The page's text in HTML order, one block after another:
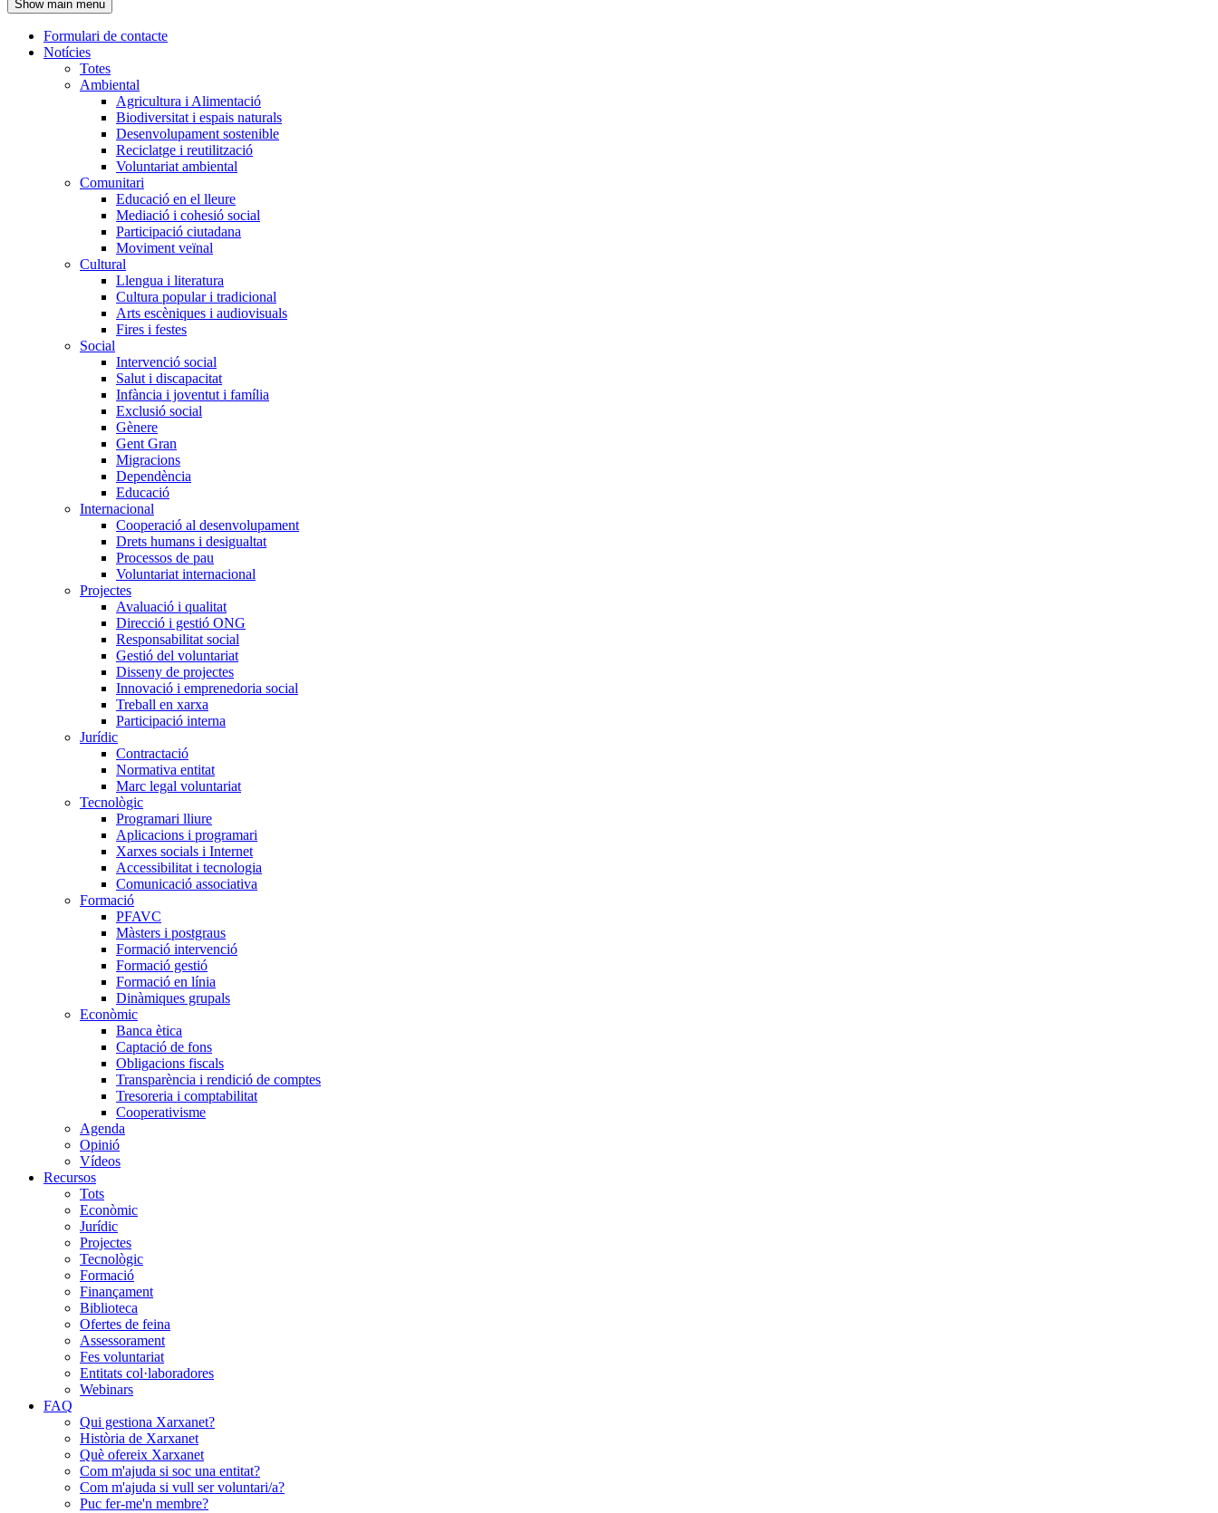
l'encapçalament
Show main menu
Navegació
principal
Formulari de contacte
Notícies
Totes
Ambiental
Agricultura i Alimentació
Biodiversitat i espais naturals
Desenvolupament sostenible
Reciclatge i reutilització
Voluntariat ambiental
Comunitari
Educació en el lleure
Mediació i cohesió social
Participació ciutadana
Moviment veïnal
Cultural
Llengua i literatura
Cultura popular i tradicional
Arts escèniques i audiovisuals
Fires i festes
Social
Intervenció social
Salut i discapacitat
Infància i joventut i família
Exclusió social
Gènere
Gent Gran
Migracions
Dependència
Educació
Internacional
Cooperació al desenvolupament
Drets humans i desigualtat
Processos de pau
Voluntariat internacional
Projectes
Avaluació i qualitat
Direcció i gestió ONG
Responsabilitat social
Gestió del voluntariat
Disseny de projectes
Innovació i emprenedoria social
Treball en xarxa
Participació interna
Jurídic
Contractació
Normativa entitat
Marc legal voluntariat
Tecnològic
Programari lliure
Aplicacions i programari
Xarxes socials i Internet
Accessibilitat i tecnologia
Comunicació associativa
Formació
PFAVC
Màsters i postgraus
Formació intervenció
Formació gestió
Formació en línia
Dinàmiques grupals
Econòmic
Banca ètica
Captació de fons
Obligacions fiscals
Transparència i rendició de comptes
Tresoreria i comptabilitat
Cooperativisme
Agenda
Opinió
Vídeos
Recursos
Tots
Econòmic
Jurídic
Projectes
Tecnològic
Formació
Finançament
Biblioteca
Ofertes de feina
Assessorament
Fes voluntariat
Entitats col·laboradores
Webinars
FAQ
Qui gestiona Xarxanet?
Història de Xarxanet
Què ofereix Xarxanet
Com m'ajuda si soc una entitat?
Com m'ajuda si vull ser voluntari/a?
Puc fer-me'n membre?